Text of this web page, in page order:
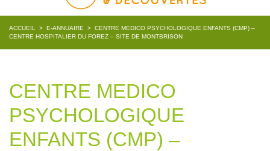
ACCUEIL > E-ANNUAIRE > CENTRE MEDICO PSYCHOLOGIQUE ENFANTS (CMP) –
CENTRE HOSPITALIER DU FOREZ – SITE DE MONTBRISON
CENTRE MEDICO
PSYCHOLOGIQUE
ENFANTS (CMP) –